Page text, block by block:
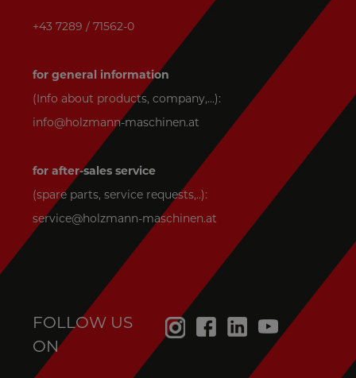
+43 7289 / 71562-0
for general information
(Info about products, company,...):
info@holzmann-maschinen.at
for after-sales service
(spare parts, service requests,..):
service@holzmann-maschinen.at
FOLLOW US
ON